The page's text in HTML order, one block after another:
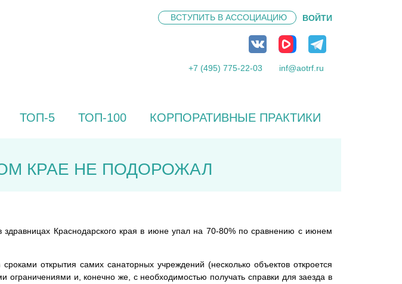
ВСТУПИТЬ В АССОЦИАЦИЮ ВОЙТИ
+7 (495) 775-22-03 inf@aotrf.ru
ТОП-5 ТОП-100 КОРПОРАТИВНЫЕ ПРАКТИКИ
КРАЕ НЕ ПОДОРОЖАЛ
Краснодарского края в июне упал на 70-80% по сравнению с июнем
открытия самих санаторных учреждений (несколько объектов откроется
и, конечно же, с необходимостью получать справки для заезда в